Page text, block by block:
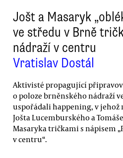
Jošt a Masaryk
ve středu v Brně
nádraží v centru
Vratislav Dostál
Aktivisté propagující
o poloze brněnského nádraží
uspořádali happening, v jehož
Jošta Lucemburského a
Masaryka tričkami s nápisem
v centru“.